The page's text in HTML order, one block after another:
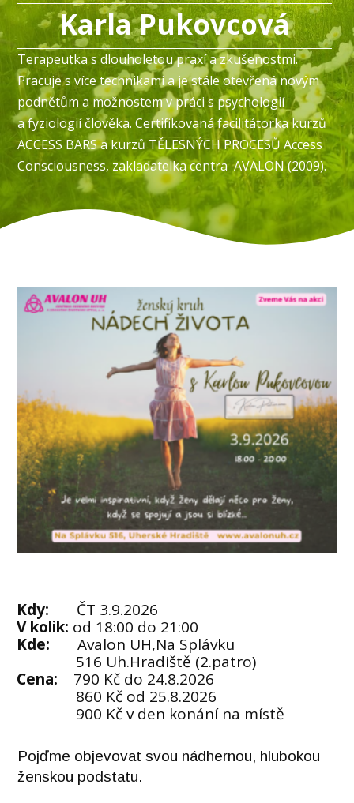
Karla Pukovcová
Terapeutka s dlouholetou praxí a zkušenostmi.
Pracuje s více technikami a je stále otevřená novým
podnětům a možnostem v práci s psychologií
a fyziologií člověka. Certifikovaná facilitátorka kurzů
ACCESS BARS a kurzů TĚLESNÝCH PROCESŮ Access
Consciousness, zakladatelka centra AVALON (2009).
Kdy:
ČT 3.9.2026
V kolik: od 18:00 do 21:00
Kde: Avalon UH,Na Splávku
516 Uh.Hradiště (2.patro)
Cena: 790 Kč do 24.8.2026
860 Kč od 25.8.2026
900 Kč v den konání na místě
Pojďme objevovat svou nádhernou, hlubokou
ženskou podstatu.